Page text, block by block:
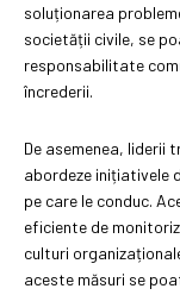
soluționarea
societății civile, se
responsabilitate
încrederii.
De asemenea, liderii
abordeze inițiativele
pe care le conduc.
eficiente de
culturi
aceste măsuri se